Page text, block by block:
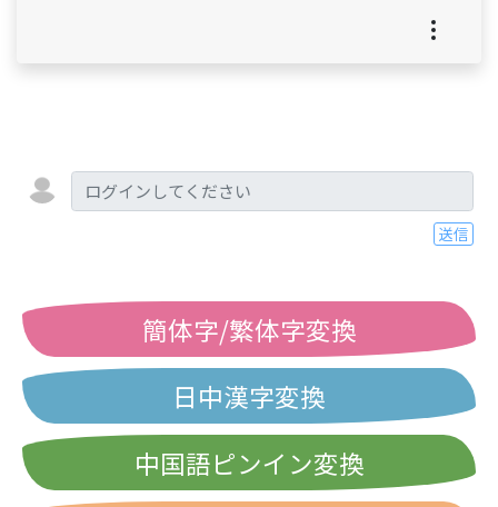
送信
簡体字/繁体字変換
日中漢字変換
中国語ピンイン変換